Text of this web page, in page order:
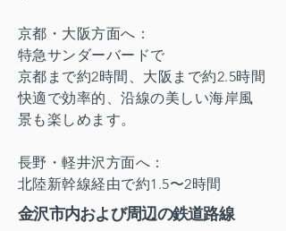
京都・大阪方面へ：
特急サンダーバードで
京都まで約2時間、大阪まで約2.5時間
快適で効率的、沿線の美しい海岸風
景も楽しめます。
長野・軽井沢方面へ：
北陸新幹線経由で約1.5〜2時間
金沢市内および周辺の鉄道路線